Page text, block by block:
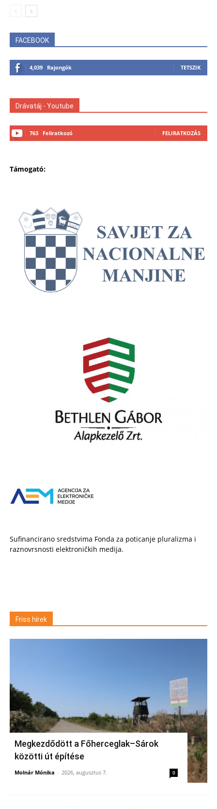
FACEBOOK
4,039 Rajongók TETSZIK
Drávatáj - Youtube
763 Feliratkozó FELIRATKOZÁS
Támogató:
Sufinancirano sredstvima Fonda za poticanje pluralizma i
raznovrsnosti elektroničkih medija.
Friss hírek
Megkezdődött a Főherceglak–Sárok
közötti út építése
Molnár Mónika - 2026, augusztus 7. 0